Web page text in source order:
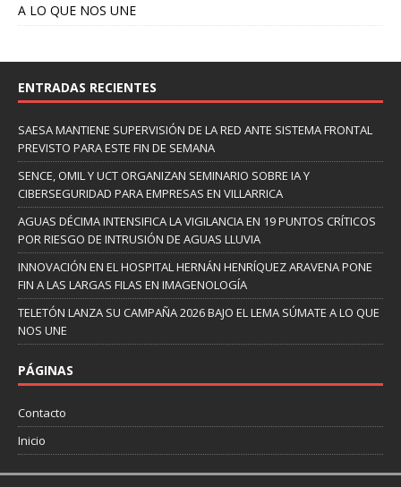
A LO QUE NOS UNE
ENTRADAS RECIENTES
SAESA MANTIENE SUPERVISIÓN DE LA RED ANTE SISTEMA FRONTAL
PREVISTO PARA ESTE FIN DE SEMANA
SENCE, OMIL Y UCT ORGANIZAN SEMINARIO SOBRE IA Y
CIBERSEGURIDAD PARA EMPRESAS EN VILLARRICA
AGUAS DÉCIMA INTENSIFICA LA VIGILANCIA EN 19 PUNTOS CRÍTICOS
POR RIESGO DE INTRUSIÓN DE AGUAS LLUVIA
INNOVACIÓN EN EL HOSPITAL HERNÁN HENRÍQUEZ ARAVENA PONE
FIN A LAS LARGAS FILAS EN IMAGENOLOGÍA
TELETÓN LANZA SU CAMPAÑA 2026 BAJO EL LEMA SÚMATE A LO QUE
NOS UNE
PÁGINAS
Contacto
Inicio